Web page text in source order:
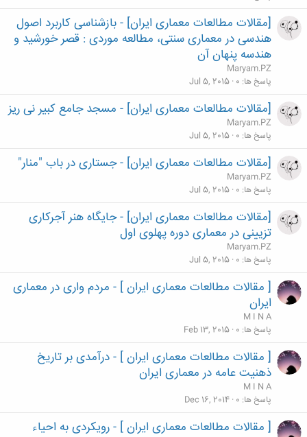
[مقالات مطالعات معماری ایران] - بازشناسی کاربرد اصول
هندسی در معماری سنتی، مطالعه موردی : قصر خورشید و
هندسه پنهان آن
Maryam.PZ
پاسخ ها 0
Jul 5, 2015
[مقالات مطالعات معماری ایران] - مسجد جامع کبیر نی ریز
Maryam.PZ
پاسخ ها 0
Jul 5, 2015
[مقالات مطالعات معماری ایران] - جستاری در باب "منار"
Maryam.PZ
پاسخ ها 0
Jul 5, 2015
[مقالات مطالعات معماری ایران] - جایگاه هنر آجرکاری
تزیینی در معماری دوره پهلوی اول
Maryam.PZ
پاسخ ها 0
Jul 5, 2015
[ مقالات مطالعات معماری ایران ] - مردم واری در معماری
ایران
M I N A
پاسخ ها 0
Feb 13, 2015
[ مقالات مطالعات معماری ایران ] - درآمدی بر تاريخ
ذهنيت عامه در معماری ايران
M I N A
پاسخ ها 0
Dec 16, 2014
[ مقالات مطالعات معماری ایران ] - رویکردی به احیاء